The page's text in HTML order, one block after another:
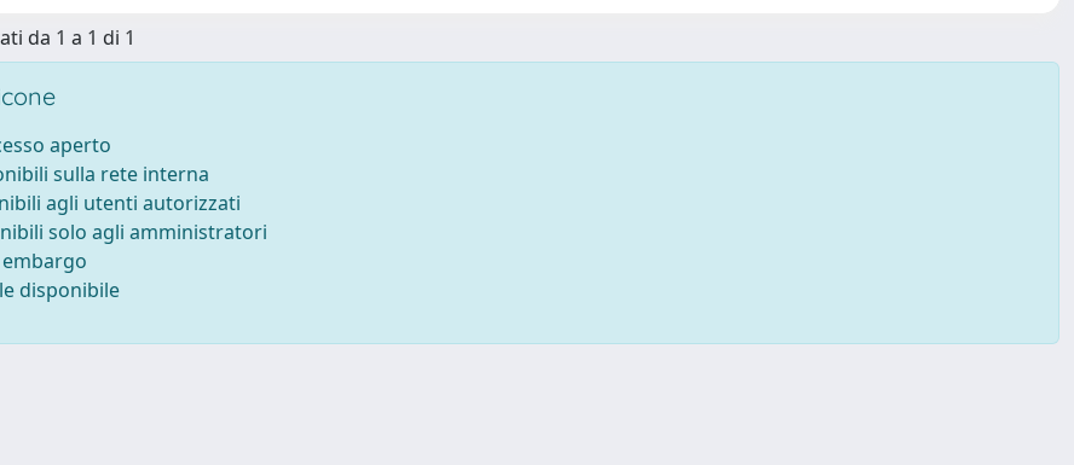
da 1 a 1 di 1
aperto
sulla rete interna
agli utenti autorizzati
solo agli amministratori
disponibile